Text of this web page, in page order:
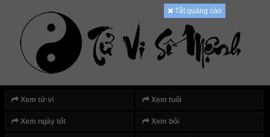
Xem tử vi Xem tuổi
Xem ngày tốt Xem bói
Tắt quảng cáo